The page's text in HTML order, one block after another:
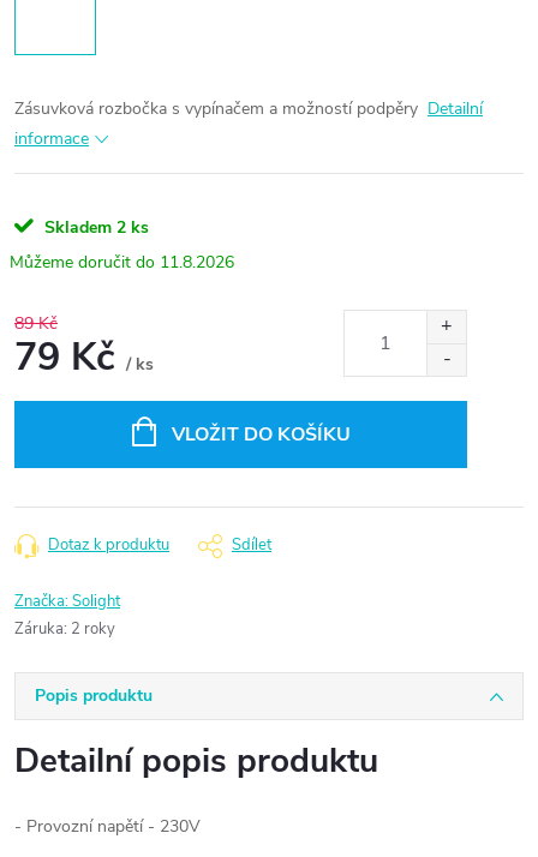
Zásuvková rozbočka s vypínačem a možností podpěry Detailní
informace
Skladem 2 ks
11.8.2026
89 Kč
79 Kč / ks
VLOŽIT DO KOŠÍKU
Dotaz k produktu Sdílet
Značka:Solight
Záruka: 2 roky
Popis produktu
Detailní popis produktu
- Provozní napětí - 230V